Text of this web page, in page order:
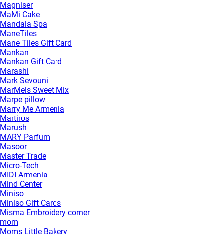
Magniser
MaMi Cake
Mandala Spa
ManeTiles
Mane Tiles Gift Card
Mankan
Mankan Gift Card
Marashi
Mark Sevouni
MarMels Sweet Mix
Marpe pillow
Marry Me Armenia
Martiros
Marush
MARY Parfum
Masoor
Master Trade
Micro-Tech
MIDI Armenia
Mind Center
Miniso
Miniso Gift Cards
Misma Embroidery corner
mom
Moms Little Bakery